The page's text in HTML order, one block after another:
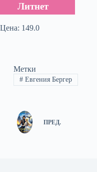
Литнет
Цена: 149.0
Метки
#Евгения Бергер
ПРЕД.